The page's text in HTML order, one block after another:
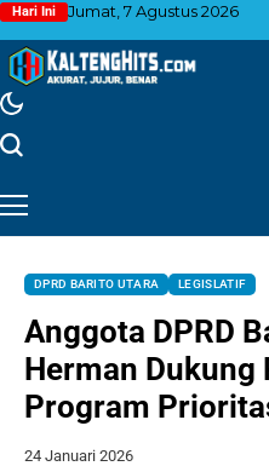
Hari Ini Jumat, 7 Agustus 2026
DPRD BARITO UTARA LEGISLATIF
Anggota DPRD
Herman Dukung
Program
24 Januari 2026